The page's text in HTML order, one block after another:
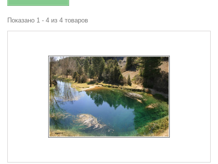
Показано 1 - 4 из 4 товаров